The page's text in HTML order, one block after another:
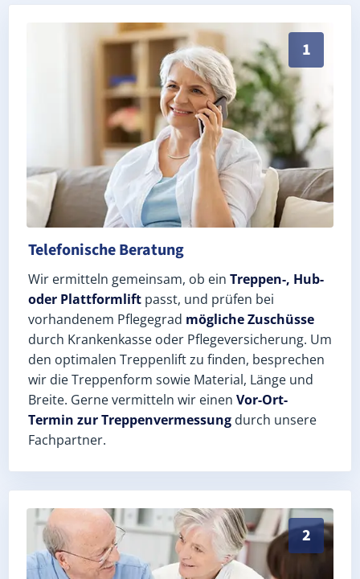
1
Persönliche Treppenlift-Beratung in Mülsen Wulm
Telefonische Beratung
Wir ermitteln gemeinsam, ob ein Treppen-, Hub-
oder Plattformlift passt, und prüfen bei
vorhandenem Pflegegrad mögliche Zuschüsse
durch Krankenkasse oder Pflegeversicherung. Um
den optimalen Treppenlift zu finden, besprechen
wir die Treppenform sowie Material, Länge und
Breite. Gerne vermitteln wir einen Vor-Ort-
Termin zur Treppenvermessung durch unsere
Fachpartner.
2
Exaktes Aufmaß in Mülsen Wulm (Landkreis